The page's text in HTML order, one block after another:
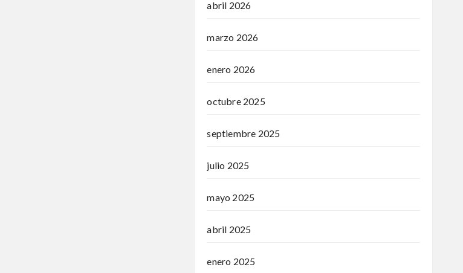
abril 2026
marzo 2026
enero 2026
octubre 2025
septiembre 2025
julio 2025
mayo 2025
abril 2025
enero 2025